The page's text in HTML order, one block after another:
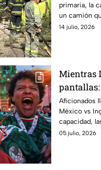
primaria, la
un camión
zona.
14 julio, 2026
Mientras
pantallas:
México
Aficionados
México vs
capacidad,
05 julio, 2026